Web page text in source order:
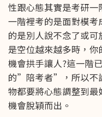
性跟心態其實是考研
一階裡考的是面對模
的是別人說不念了或
是空位越來越多時，
機會拱手讓人?這一階
的”陪考者”，所以不
物都要將心態調整到
機會脫穎而出。